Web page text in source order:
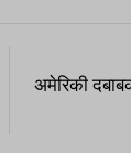
अमेरिकी